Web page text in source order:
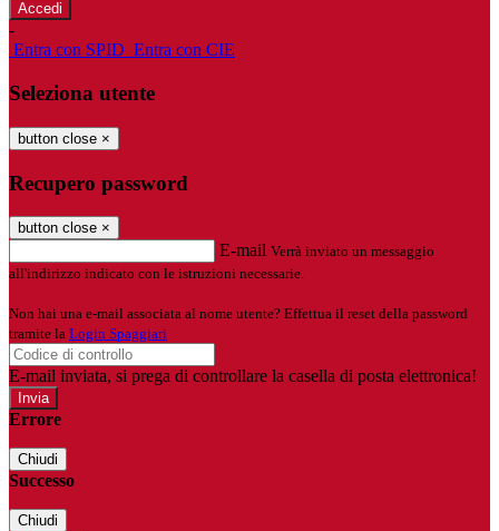
-
Entra con SPID Entra con CIE
Seleziona utente
button close ×
Recupero password
button close ×
E-mail Verrà inviato un messaggio
all'indirizzo indicato con le istruzioni necessarie.
Non hai una e-mail associata al nome utente? Effettua il reset della password
tramite la Login Spaggiari
E-mail inviata, si prega di controllare la casella di posta elettronica!
Errore
Chiudi
Successo
Chiudi